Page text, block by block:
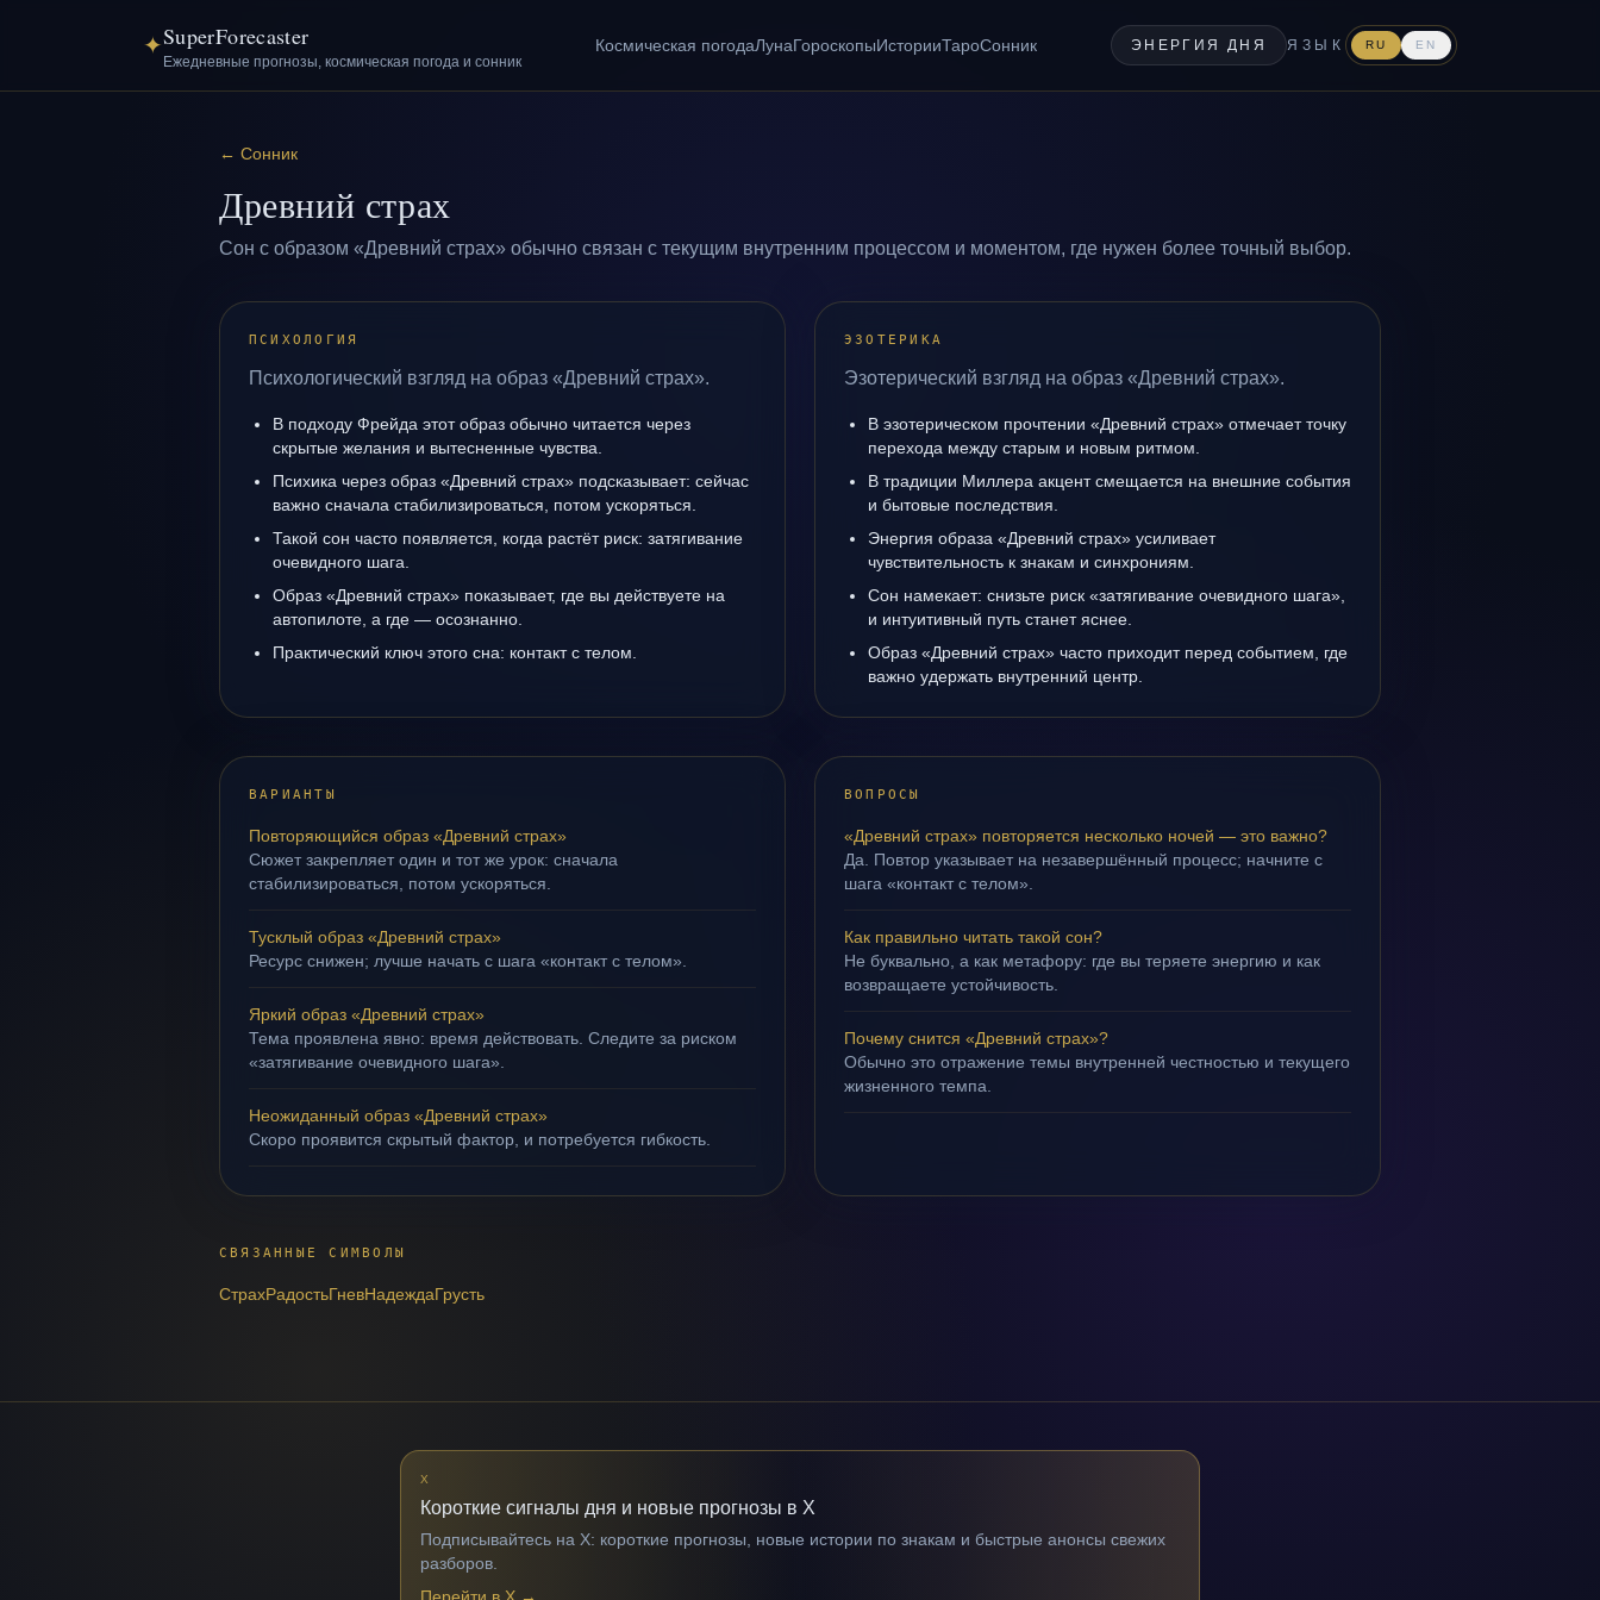
✦SuperForecaster
Ежедневные прогнозы, космическая погода и сонник
Космическая погодаЛунаГороскопыИсторииТароСонник ЭНЕРГИЯ ДНЯ ЯЗЫК RU EN
← Сонник
Древний страх
Сон с образом «Древний страх» обычно связан с текущим внутренним процессом и моментом, где нужен более точный выбор.
ПСИХОЛОГИЯ
Психологический взгляд на образ «Древний страх».
В подходу Фрейда этот образ обычно читается через
скрытые желания и вытесненные чувства.
Психика через образ «Древний страх» подсказывает: сейчас
важно сначала стабилизироваться, потом ускоряться.
Такой сон часто появляется, когда растёт риск: затягивание
очевидного шага.
Образ «Древний страх» показывает, где вы действуете на
автопилоте, а где — осознанно.
Практический ключ этого сна: контакт с телом.
ЭЗОТЕРИКА
Эзотерический взгляд на образ «Древний страх».
В эзотерическом прочтении «Древний страх» отмечает точку
перехода между старым и новым ритмом.
В традиции Миллера акцент смещается на внешние события
и бытовые последствия.
Энергия образа «Древний страх» усиливает
чувствительность к знакам и синхрониям.
Сон намекает: снизьте риск «затягивание очевидного шага»,
и интуитивный путь станет яснее.
Образ «Древний страх» часто приходит перед событием, где
важно удержать внутренний центр.
ВАРИАНТЫ
Повторяющийся образ «Древний страх»
Сюжет закрепляет один и тот же урок: сначала
стабилизироваться, потом ускоряться.
Тусклый образ «Древний страх»
Ресурс снижен; лучше начать с шага «контакт с телом».
Яркий образ «Древний страх»
Тема проявлена явно: время действовать. Следите за риском
«затягивание очевидного шага».
Неожиданный образ «Древний страх»
Скоро проявится скрытый фактор, и потребуется гибкость.
ВОПРОСЫ
«Древний страх» повторяется несколько ночей — это важно?
Да. Повтор указывает на незавершённый процесс; начните с
шага «контакт с телом».
Как правильно читать такой сон?
Не буквально, а как метафору: где вы теряете энергию и как
возвращаете устойчивость.
Почему снится «Древний страх»?
Обычно это отражение темы внутренней честностью и текущего
жизненного темпа.
СВЯЗАННЫЕ СИМВОЛЫ
СтрахРадостьГневНадеждаГрусть
X
Короткие сигналы дня и новые прогнозы в X
Подписывайтесь на X: короткие прогнозы, новые истории по знакам и быстрые анонсы свежих
разборов.